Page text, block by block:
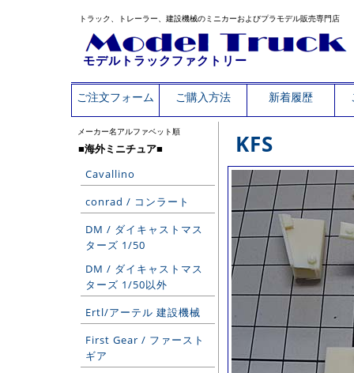
トラック、トレーラー、建設機械のミニカーおよびプラモデル販売専門店
モデルトラックファクトリー
ご注文フォーム ご購入方法 新着履歴
メーカー名アルファベット順
■海外ミニチュア■
Cavallino
conrad / コンラート
DM / ダイキャストマス
ターズ 1/50
DM / ダイキャストマス
ターズ 1/50以外
Ertl/アーテル 建設機械
First Gear / ファースト
ギア
KFS